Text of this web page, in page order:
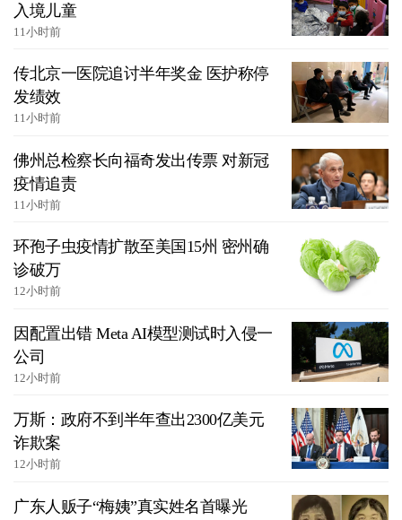
入境儿童
11小时前
传北京一医院追讨半年奖金 医护称停
发绩效
11小时前
佛州总检察长向福奇发出传票 对新冠
疫情追责
11小时前
环孢子虫疫情扩散至美国15州 密州确
诊破万
12小时前
因配置出错 Meta AI模型测试时入侵一
公司
12小时前
万斯：政府不到半年查出2300亿美元
诈欺案
12小时前
广东人贩子“梅姨”真实姓名首曝光